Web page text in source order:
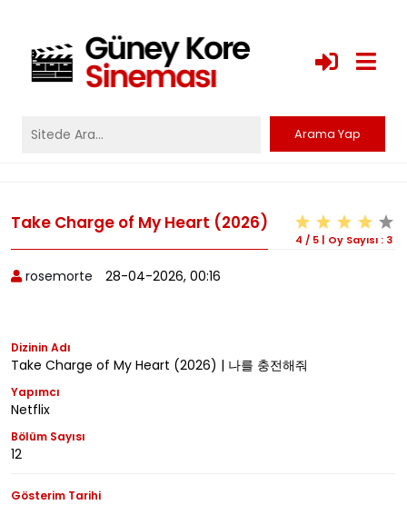
Take Charge of My Heart (2026)
4 / 5 | Oy Sayısı : 3
rosemorte 28-04-2026, 00:16
Dizinin Adı
Take Charge of My Heart (2026) | 나를 충전해줘
Yapımcı
Netflix
Bölüm Sayısı
12
Gösterim Tarihi